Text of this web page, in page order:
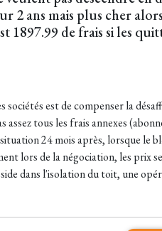
2 ans mais plus cher
de frais si les
est de compenser la
tous les frais annexes
24 mois après, lorsque le
lors de la négociation, les prix
dans l'isolation du toit, une